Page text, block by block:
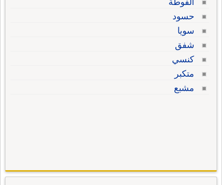
الفوطة
حسود
سويا
شفق
كنسي
متكبر
مشبع